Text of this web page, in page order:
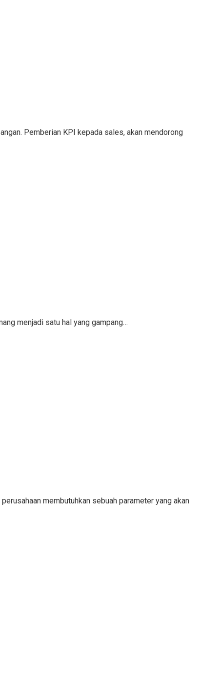
Pemberian KPI kepada sales, akan mendorong
menjadi satu hal yang gampang…
membutuhkan sebuah parameter yang akan